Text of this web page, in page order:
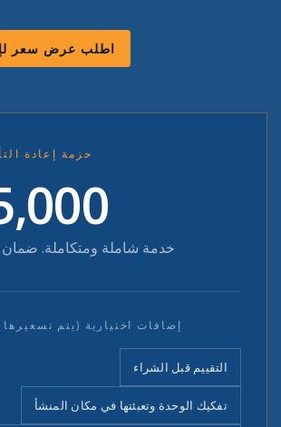
اطلب عرض سعر
حزمة إعادة
خدمة شاملة ومتكاملة. ضمان لمدة
إضافات اختيارية (يتم
التقييم قبل الشراء
تفكيك الوحدة وتعبئتها في مكان المنشأ